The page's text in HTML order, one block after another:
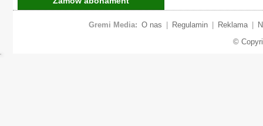
Gremi Media: O nas Regulamin Reklama
©